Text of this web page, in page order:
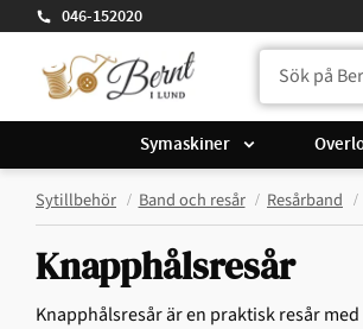
046-152020
Symaskiner
Sytillbehör Band och resår Resårband
Knapphålsresår
Knapphålsresår är en praktisk resår